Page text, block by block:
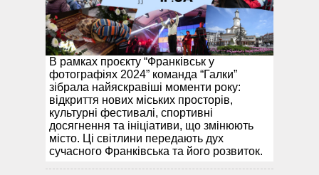
В рамках проєкту “Франківськ у
фотографіях 2024” команда “Галки”
зібрала найяскравіші моменти року:
відкриття нових міських просторів,
культурні фестивалі, спортивні
досягнення та ініціативи, що змінюють
місто. Ці світлини передають дух
сучасного Франківська та його розвиток.